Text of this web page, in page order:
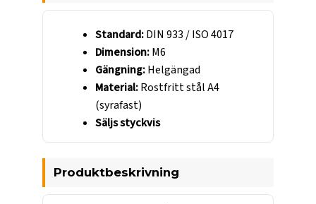
Standard:DIN 933 / ISO 4017
Dimension:M6
Gängning:Helgängad
Material:Rostfritt stål A4
(syrafast)
Säljs styckvis
Produktbeskrivning